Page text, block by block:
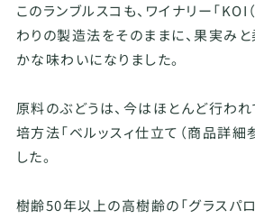
このランブルスコも、ワイナリー「KOI
わりの製造法をそのままに、果実み
かな味わいになりました。
原料のぶどうは、今はほとんど行わ
培方法「ベルッスィ仕立て（商品詳細
した。
樹齢50年以上の高樹齢の「グラスパ